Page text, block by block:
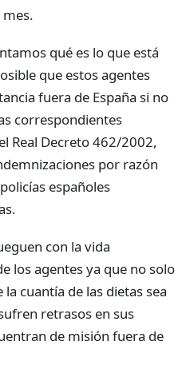
qué es lo que está
que estos agentes
fuera de España si no
correspondientes
Real Decreto 462/2002,
por razón
españoles
con la vida
los agentes ya que no solo
cuantía de las dietas sea
retrasos en sus
de misión fuera de